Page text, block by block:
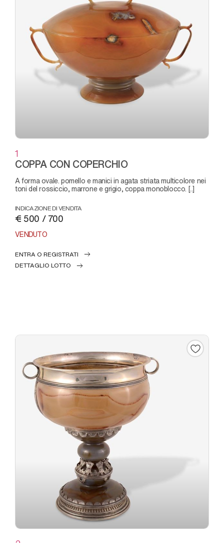
1
COPPA CON COPERCHIO
a forma ovale. pomello e manici in agata striata multicolore nei
toni del rossiccio, marrone e grigio, coppa monoblocco. [..]
INDICAZIONE DI VENDITA
€ 500 / 700
VENDUTO
ENTRA O REGISTRATI
DETTAGLIO LOTTO